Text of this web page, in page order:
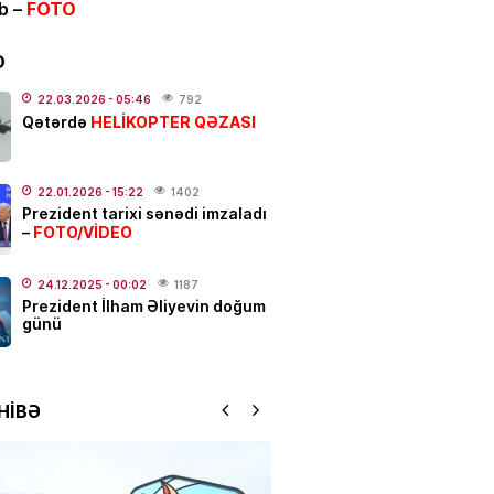
- 21:20
- 17:01
Xose vəfat edib? –
gün:
165
– FOTO
22.03.2026 - 05:46 792
Qətərdə HELİKOPTER QƏZASI
22.01.2026 - 15:22 1402
Prezident tarixi sənədi imzaladı
– FOTO/VİDEO
24.12.2025 - 00:02 1187
Prezident İlham Əliyevin doğum
günü